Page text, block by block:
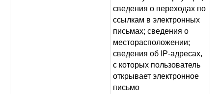
сведения о переходах по
ссылкам в электронных
письмах; сведения о
месторасположении;
сведения об IP-адресах,
с которых пользователь
открывает электронное
письмо